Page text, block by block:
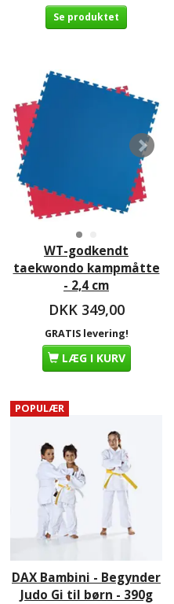
Se produktet
WT-godkendt
taekwondo kampmåtte
- 2,4 cm
DKK 349,00
GRATIS levering!
LÆG I KURV
POPULÆR
DAX Bambini - Begynder
Judo Gi til børn - 390g